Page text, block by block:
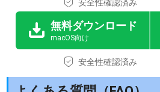
安全性確認済み
無料ダウンロード
macOS向け
安全性確認済み